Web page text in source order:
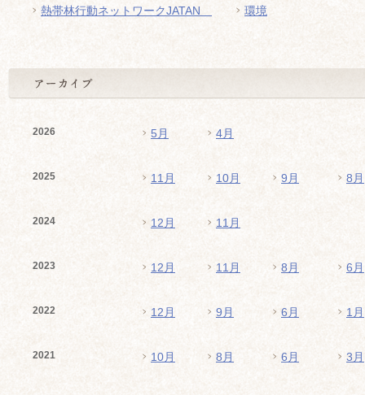
熱帯林行動ネットワークJATAN 環境
2026 5月 4月
2025 11月 10月 9月 8月
2024 12月 11月
2023 12月 11月 8月 6月
2022 12月 9月 6月 1月
2021 10月 8月 6月 3月